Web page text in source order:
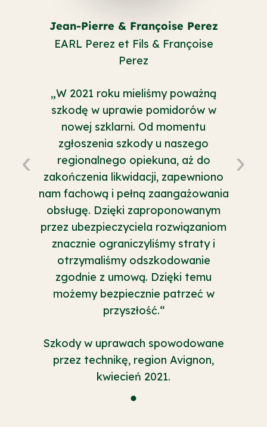
Jean-Pierre & Françoise Perez
EARL Perez et Fils & Françoise
Perez
„W 2021 roku mieliśmy poważną
szkodę w uprawie pomidorów w
nowej szklarni. Od momentu
zgłoszenia szkody u naszego
regionalnego opiekuna, aż do
zakończenia likwidacji, zapewniono
nam fachową i pełną zaangażowania
obsługę. Dzięki zaproponowanym
przez ubezpieczyciela rozwiązaniom
znacznie ograniczyliśmy straty i
otrzymaliśmy odszkodowanie
zgodnie z umową. Dzięki temu
możemy bezpiecznie patrzeć w
przyszłość.“
Szkody w uprawach spowodowane
przez technikę, region Avignon,
kwiecień 2021.
‹ ›